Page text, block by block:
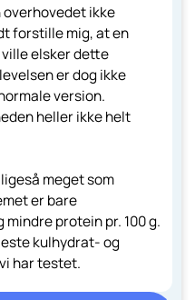
overhovedet ikke
forstille mig, at en
elsker dette
er dog ikke
version.
heller ikke helt
meget som
er bare
protein pr. 100 g.
kulhydrat- og
har testet.